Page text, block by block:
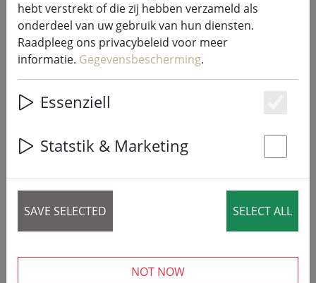
Sirius Tech-Line
sprookjesverlichting verlengstuk
45 LED warm wit 4,5 m buiten 230V
zwart
hebt verstrekt of die zij hebben verzameld als
onderdeel van uw gebruik van hun diensten.
Raadpleeg ons privacybeleid voor meer
informatie. Gegevensbescherming.
Essenziell
Statstik & Marketing
SAVE SELECTED SELECT ALL
NOT NOW